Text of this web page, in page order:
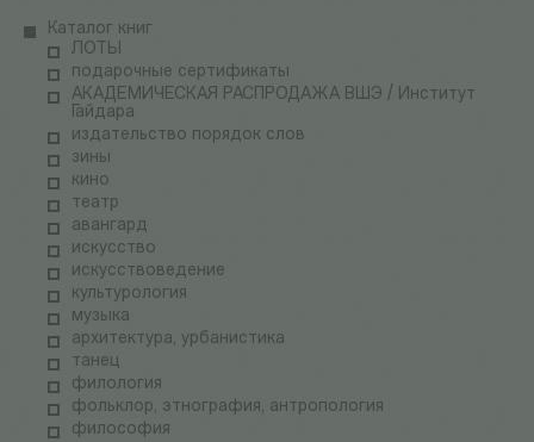
Каталог книг
ЛОТЫ
подарочные сертификаты
АКАДЕМИЧЕСКАЯ РАСПРОДАЖА ВШЭ / Институт
Гайдара
издательство порядок слов
зины
кино
театр
авангард
искусство
искусствоведение
культурология
музыка
архитектура, урбанистика
танец
филология
фольклор, этнография, антропология
философия